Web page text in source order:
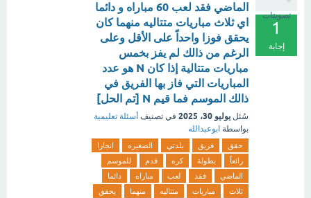
تصويتات
1
إجابة
الماضي فقد لعب 60 مباراه و دائما
اي ثلاث مباريات متتاليه منهما كان
يحقق فوزا واحداً على الأقل وعلى
الرغم من ذالك لم يفز بخمس
مباريات متتالية إذا كان N هو عدد
المباريات التي فاز بها الفريق في
ذالك الموسم فما قيم N [تم الحل]
سُئل يوليو 30، 2025 في تصنيف أسئلة تعليمية
بواسطة ابوعبدالله
حقق فريق بلدتي الصغيره
انجازا
رائعاً
بطولة كره قدم
للموسم
الماضي
فقد لعب مباراه
دائما
ثلاث
مباريات متتاليه منهما
يحقق